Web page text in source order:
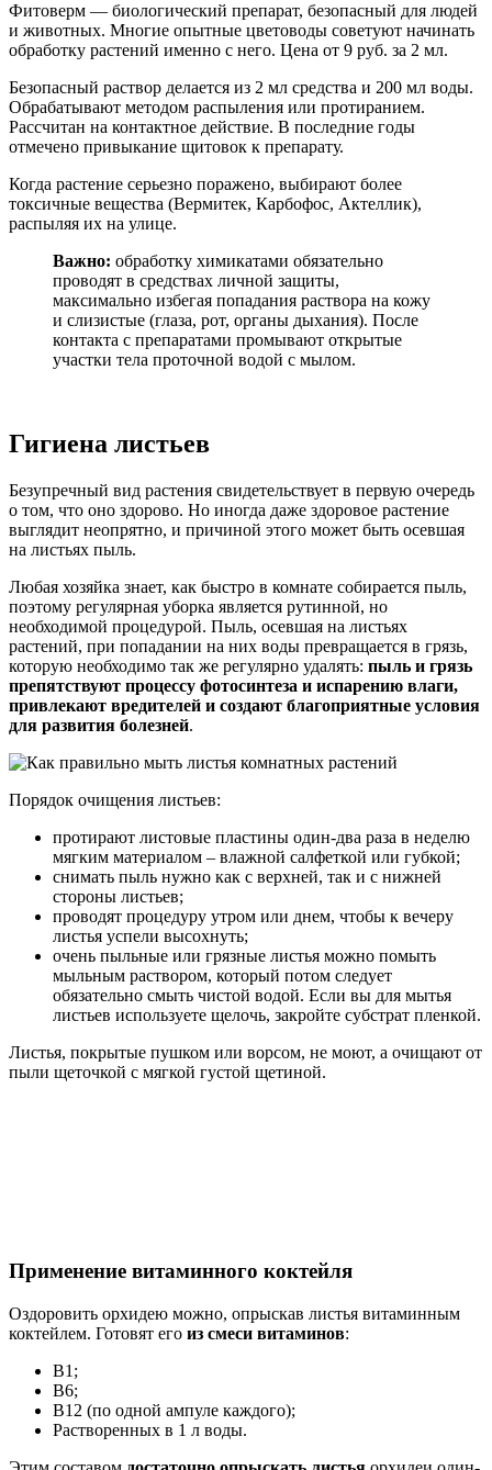
Фитоверм — биологический препарат, безопасный для людей
и животных. Многие опытные цветоводы советуют начинать
обработку растений именно с него. Цена от 9 руб. за 2 мл.
Безопасный раствор делается из 2 мл средства и 200 мл воды.
Обрабатывают методом распыления или протиранием.
Рассчитан на контактное действие. В последние годы
отмечено привыкание щитовок к препарату.
Когда растение серьезно поражено, выбирают более
токсичные вещества (Вермитек, Карбофос, Актеллик),
распыляя их на улице.
Важно: обработку химикатами обязательно
проводят в средствах личной защиты,
максимально избегая попадания раствора на кожу
и слизистые (глаза, рот, органы дыхания). После
контакта с препаратами промывают открытые
участки тела проточной водой с мылом.
Гигиена листьев
Безупречный вид растения свидетельствует в первую очередь
о том, что оно здорово. Но иногда даже здоровое растение
выглядит неопрятно, и причиной этого может быть осевшая
на листьях пыль.
Любая хозяйка знает, как быстро в комнате собирается пыль,
поэтому регулярная уборка является рутинной, но
необходимой процедурой. Пыль, осевшая на листьях
растений, при попадании на них воды превращается в грязь,
которую необходимо так же регулярно удалять: пыль и грязь
препятствуют процессу фотосинтеза и испарению влаги,
привлекают вредителей и создают благоприятные условия
для развития болезней.
Порядок очищения листьев:
протирают листовые пластины один-два раза в неделю
мягким материалом – влажной салфеткой или губкой;
снимать пыль нужно как с верхней, так и с нижней
стороны листьев;
проводят процедуру утром или днем, чтобы к вечеру
листья успели высохнуть;
очень пыльные или грязные листья можно помыть
мыльным раствором, который потом следует
обязательно смыть чистой водой. Если вы для мытья
листьев используете щелочь, закройте субстрат пленкой.
Листья, покрытые пушком или ворсом, не моют, а очищают от
пыли щеточкой с мягкой густой щетиной.
Применение витаминного коктейля
Оздоровить орхидею можно, опрыскав листья витаминным
коктейлем. Готовят его из смеси витаминов:
В1;
В6;
В12 (по одной ампуле каждого);
Растворенных в 1 л воды.